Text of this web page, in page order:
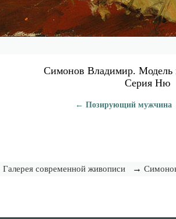
Симонов Владимир. Модель
Серия Ню
← Позирующий мужчина
Галерея современной живописи →